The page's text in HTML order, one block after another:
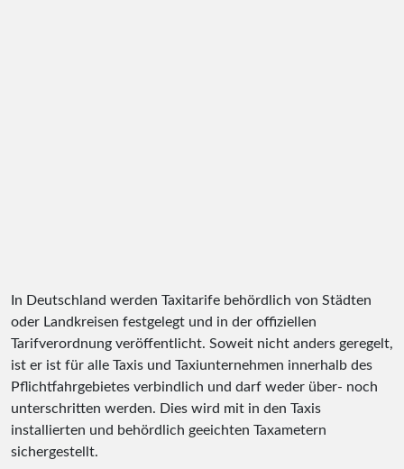
In Deutschland werden Taxitarife behördlich von Städten
oder Landkreisen festgelegt und in der offiziellen
Tarifverordnung veröffentlicht. Soweit nicht anders geregelt,
ist er ist für alle Taxis und Taxiunternehmen innerhalb des
Pflichtfahrgebietes verbindlich und darf weder über- noch
unterschritten werden. Dies wird mit in den Taxis
installierten und behördlich geeichten Taxametern
sichergestellt.